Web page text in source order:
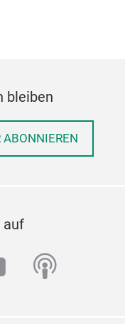
bleiben
auf